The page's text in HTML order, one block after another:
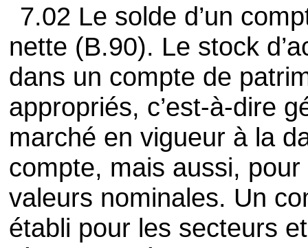
7.02 Le solde d’un
nette (B.90). Le stock
dans un compte de
appropriés, c’est-à-dire
marché en vigueur à la
compte, mais aussi,
valeurs nominales. Un
établi pour les secteurs